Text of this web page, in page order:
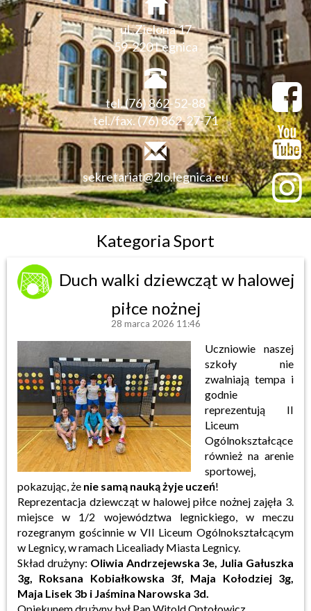
ul. Zielona 17
59-220 Legnica
tel. (76) 862-52-88
tel./fax. (76) 862-27-71
sekretariat@2lo.legnica.eu
Kategoria Sport
Duch walki dziewcząt w halowej
piłce nożnej
28 marca 2026 11:46
Uczniowie naszej
szkoły nie
zwalniają tempa i
godnie
reprezentują II
Liceum
Ogólnokształcące
również na arenie
sportowej,
pokazując, że nie samą nauką żyje uczeń!
Reprezentacja dziewcząt w halowej piłce nożnej zajęła 3.
miejsce w 1/2 województwa legnickiego, w meczu
rozegranym gościnnie w VII Liceum Ogólnokształcącym
w Legnicy, w ramach Licealiady Miasta Legnicy.
Skład drużyny: Oliwia Andrzejewska 3e, Julia Gałuszka
3g, Roksana Kobiałkowska 3f, Maja Kołodziej 3g,
Maja Lisek 3b i Jaśmina Narowska 3d.